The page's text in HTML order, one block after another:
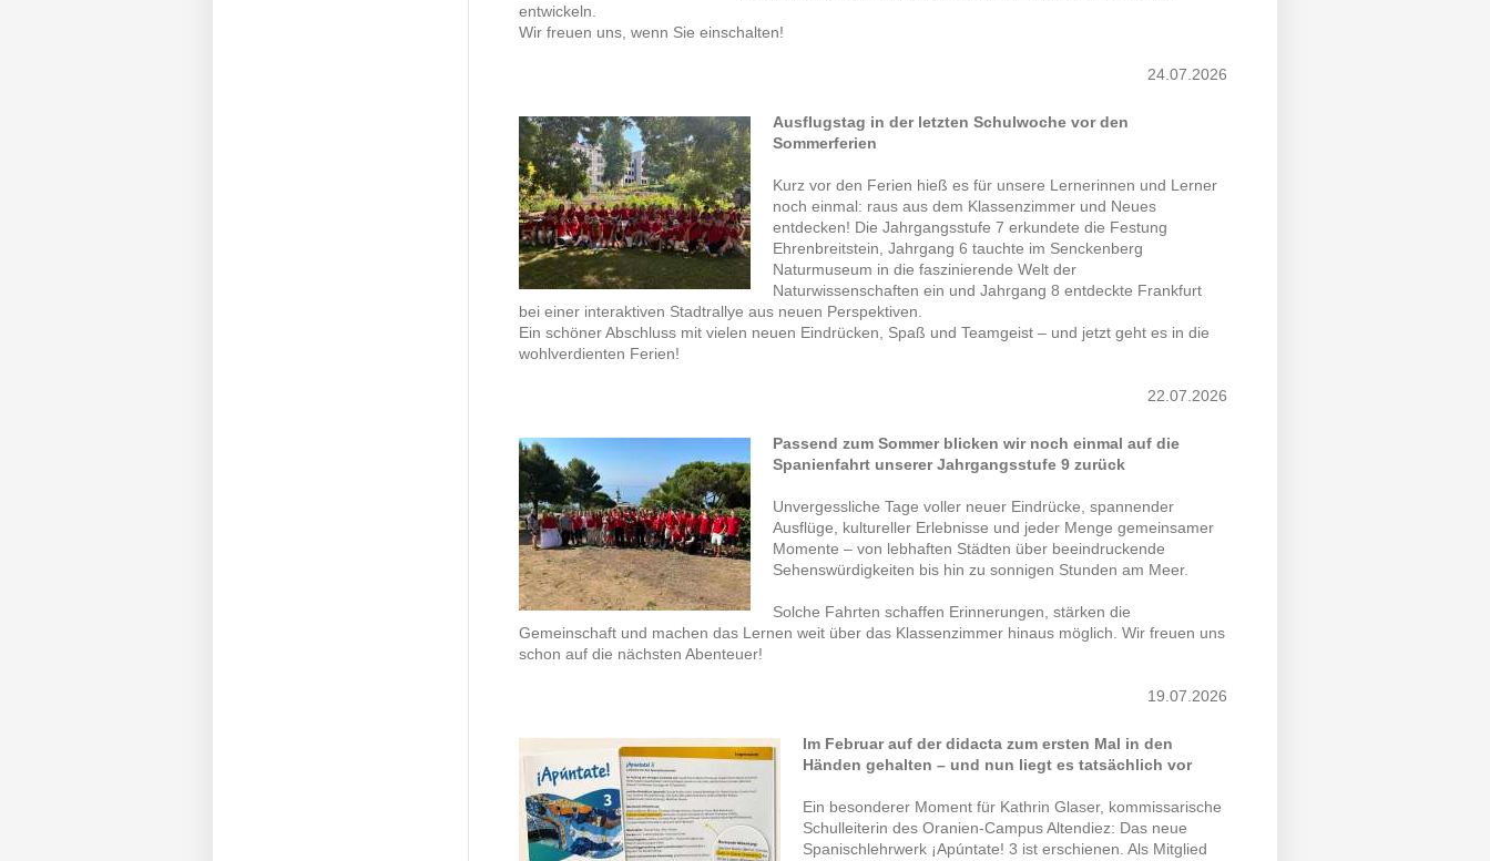
entwickeln.
Wir freuen uns, wenn Sie einschalten!
24.07.2026
Ausflugstag in der letzten Schulwoche vor den
Sommerferien
Kurz vor den Ferien hieß es für unsere Lernerinnen und Lerner
noch einmal: raus aus dem Klassenzimmer und Neues
entdecken! Die Jahrgangsstufe 7 erkundete die Festung
Ehrenbreitstein, Jahrgang 6 tauchte im Senckenberg
Naturmuseum in die faszinierende Welt der
Naturwissenschaften ein und Jahrgang 8 entdeckte Frankfurt
bei einer interaktiven Stadtrallye aus neuen Perspektiven.
Ein schöner Abschluss mit vielen neuen Eindrücken, Spaß und Teamgeist – und jetzt geht es in die
wohlverdienten Ferien!
22.07.2026
Passend zum Sommer blicken wir noch einmal auf die
Spanienfahrt unserer Jahrgangsstufe 9 zurück
Unvergessliche Tage voller neuer Eindrücke, spannender
Ausflüge, kultureller Erlebnisse und jeder Menge gemeinsamer
Momente – von lebhaften Städten über beeindruckende
Sehenswürdigkeiten bis hin zu sonnigen Stunden am Meer.
Solche Fahrten schaffen Erinnerungen, stärken die
Gemeinschaft und machen das Lernen weit über das Klassenzimmer hinaus möglich. Wir freuen uns
schon auf die nächsten Abenteuer!
19.07.2026
Im Februar auf der didacta zum ersten Mal in den
Händen gehalten – und nun liegt es tatsächlich vor
Ein besonderer Moment für Kathrin Glaser, kommissarische
Schulleiterin des Oranien-Campus Altendiez: Das neue
Spanischlehrwerk ¡Apúntate! 3 ist erschienen. Als Mitglied